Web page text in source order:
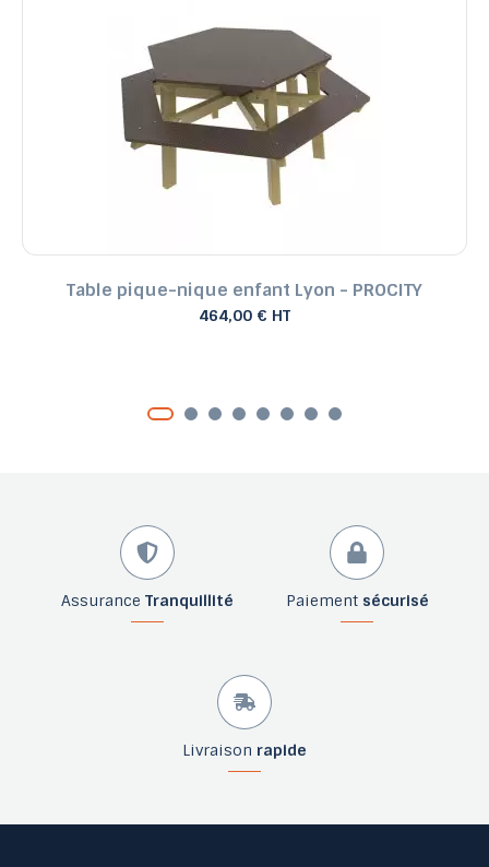
Table pique-nique enfant Lyon - PROCITY
464,00 € HT
Assurance Tranquillité Paiement sécurisé
Livraison rapide